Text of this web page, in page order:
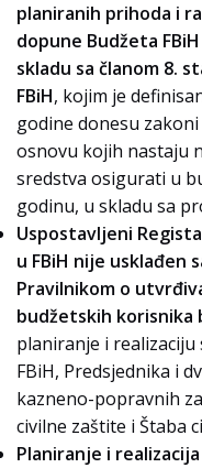
planiranih prihoda i
dopune Budžeta
skladu sa članom 8.
FBiH, kojim je
godine donesu
osnovu kojih nastaju
sredstva osigurati u
godinu, u skladu sa
Uspostavljeni
u FBiH nije usklađen
Pravilnikom o
budžetskih korisnika
planiranje i realizaciju
FBiH, Predsjednika i
kazneno-popravnih
civilne zaštite i Štaba
Planiranje i